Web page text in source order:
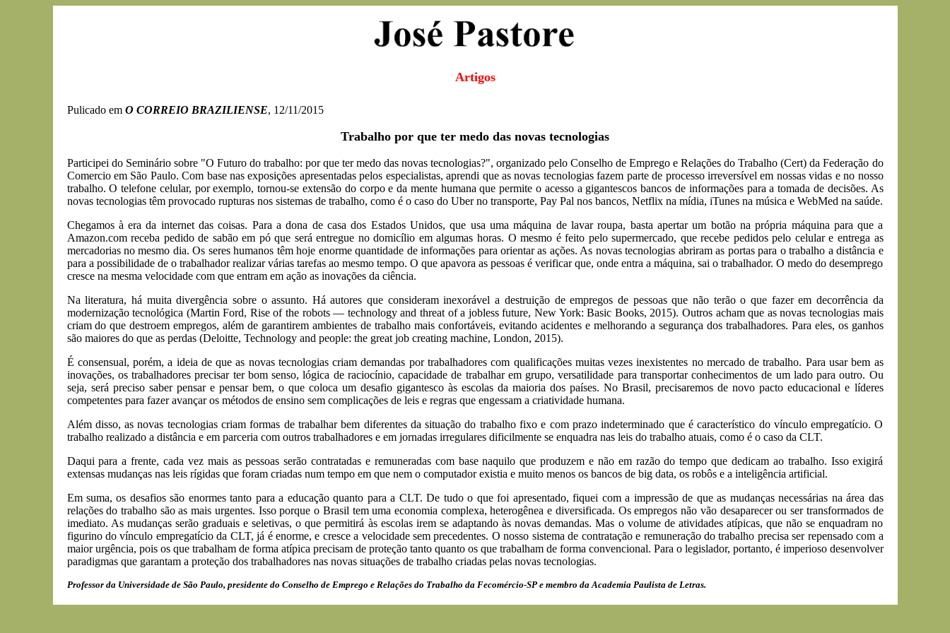
Artigos
Pulicado em O CORREIO BRAZILIENSE, 12/11/2015
Trabalho por que ter medo das novas tecnologias
Participei do Seminário sobre "O Futuro do trabalho: por que ter medo das novas tecnologias?", organizado pelo Conselho de Emprego e Relações do Trabalho (Cert) da Federação do
Comercio em São Paulo. Com base nas exposições apresentadas pelos especialistas, aprendi que as novas tecnologias fazem parte de processo irreversível em nossas vidas e no nosso
trabalho. O telefone celular, por exemplo, tornou-se extensão do corpo e da mente humana que permite o acesso a gigantescos bancos de informações para a tomada de decisões. As
novas tecnologias têm provocado rupturas nos sistemas de trabalho, como é o caso do Uber no transporte, Pay Pal nos bancos, Netflix na mídia, iTunes na música e WebMed na saúde.
Chegamos à era da internet das coisas. Para a dona de casa dos Estados Unidos, que usa uma máquina de lavar roupa, basta apertar um botão na própria máquina para que a
Amazon.com receba pedido de sabão em pó que será entregue no domicílio em algumas horas. O mesmo é feito pelo supermercado, que recebe pedidos pelo celular e entrega as
mercadorias no mesmo dia. Os seres humanos têm hoje enorme quantidade de informações para orientar as ações. As novas tecnologias abriram as portas para o trabalho a distância e
para a possibilidade de o trabalhador realizar várias tarefas ao mesmo tempo. O que apavora as pessoas é verificar que, onde entra a máquina, sai o trabalhador. O medo do desemprego
cresce na mesma velocidade com que entram em ação as inovações da ciência.
Na literatura, há muita divergência sobre o assunto. Há autores que consideram inexorável a destruição de empregos de pessoas que não terão o que fazer em decorrência da
modernização tecnológica (Martin Ford, Rise of the robots — technology and threat of a jobless future, New York: Basic Books, 2015). Outros acham que as novas tecnologias mais
criam do que destroem empregos, além de garantirem ambientes de trabalho mais confortáveis, evitando acidentes e melhorando a segurança dos trabalhadores. Para eles, os ganhos
são maiores do que as perdas (Deloitte, Technology and people: the great job creating machine, London, 2015).
É consensual, porém, a ideia de que as novas tecnologias criam demandas por trabalhadores com qualificações muitas vezes inexistentes no mercado de trabalho. Para usar bem as
inovações, os trabalhadores precisar ter bom senso, lógica de raciocínio, capacidade de trabalhar em grupo, versatilidade para transportar conhecimentos de um lado para outro. Ou
seja, será preciso saber pensar e pensar bem, o que coloca um desafio gigantesco às escolas da maioria dos países. No Brasil, precisaremos de novo pacto educacional e líderes
competentes para fazer avançar os métodos de ensino sem complicações de leis e regras que engessam a criatividade humana.
Além disso, as novas tecnologias criam formas de trabalhar bem diferentes da situação do trabalho fixo e com prazo indeterminado que é característico do vínculo empregatício. O
trabalho realizado a distância e em parceria com outros trabalhadores e em jornadas irregulares dificilmente se enquadra nas leis do trabalho atuais, como é o caso da CLT.
Daqui para a frente, cada vez mais as pessoas serão contratadas e remuneradas com base naquilo que produzem e não em razão do tempo que dedicam ao trabalho. Isso exigirá
extensas mudanças nas leis rígidas que foram criadas num tempo em que nem o computador existia e muito menos os bancos de big data, os robôs e a inteligência artificial.
Em suma, os desafios são enormes tanto para a educação quanto para a CLT. De tudo o que foi apresentado, fiquei com a impressão de que as mudanças necessárias na área das
relações do trabalho são as mais urgentes. Isso porque o Brasil tem uma economia complexa, heterogênea e diversificada. Os empregos não vão desaparecer ou ser transformados de
imediato. As mudanças serão graduais e seletivas, o que permitirá às escolas irem se adaptando às novas demandas. Mas o volume de atividades atípicas, que não se enquadram no
figurino do vínculo empregatício da CLT, já é enorme, e cresce a velocidade sem precedentes. O nosso sistema de contratação e remuneração do trabalho precisa ser repensado com a
maior urgência, pois os que trabalham de forma atípica precisam de proteção tanto quanto os que trabalham de forma convencional. Para o legislador, portanto, é imperioso desenvolver
paradigmas que garantam a proteção dos trabalhadores nas novas situações de trabalho criadas pelas novas tecnologias.
Professor da Universidade de São Paulo, presidente do Conselho de Emprego e Relações do Trabalho da Fecomércio-SP e membro da Academia Paulista de Letras.